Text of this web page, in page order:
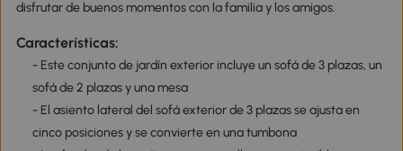
disfrutar de buenos momentos con la familia y los amigos.
Características:
- Este conjunto de jardín exterior incluye un sofá de 3 plazas, un
sofá de 2 plazas y una mesa
- El asiento lateral del sofá exterior de 3 plazas se ajusta en
cinco posiciones y se convierte en una tumbona